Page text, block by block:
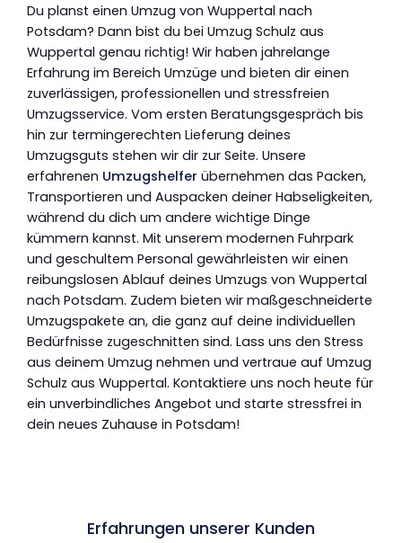
Du planst einen Umzug von Wuppertal nach
Potsdam? Dann bist du bei Umzug Schulz aus
Wuppertal genau richtig! Wir haben jahrelange
Erfahrung im Bereich Umzüge und bieten dir einen
zuverlässigen, professionellen und stressfreien
Umzugsservice. Vom ersten Beratungsgespräch bis
hin zur termingerechten Lieferung deines
Umzugsguts stehen wir dir zur Seite. Unsere
erfahrenen Umzugshelfer übernehmen das Packen,
Transportieren und Auspacken deiner Habseligkeiten,
während du dich um andere wichtige Dinge
kümmern kannst. Mit unserem modernen Fuhrpark
und geschultem Personal gewährleisten wir einen
reibungslosen Ablauf deines Umzugs von Wuppertal
nach Potsdam. Zudem bieten wir maßgeschneiderte
Umzugspakete an, die ganz auf deine individuellen
Bedürfnisse zugeschnitten sind. Lass uns den Stress
aus deinem Umzug nehmen und vertraue auf Umzug
Schulz aus Wuppertal. Kontaktiere uns noch heute für
ein unverbindliches Angebot und starte stressfrei in
dein neues Zuhause in Potsdam!
Erfahrungen unserer Kunden